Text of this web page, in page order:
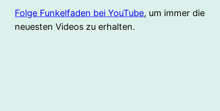
Folge Funkelfaden bei YouTube, um immer die
neuesten Videos zu erhalten.